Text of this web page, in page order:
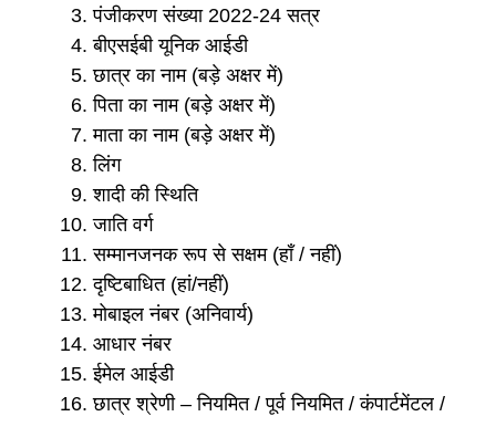
पंजीकरण संख्या 2022-24 सत्र
बीएसईबी यूनिक आईडी
छात्र का नाम (बड़े अक्षर में)
पिता का नाम (बड़े अक्षर में)
माता का नाम (बड़े अक्षर में)
लिंग
शादी की स्थिति
जाति वर्ग
सम्मानजनक रूप से सक्षम (हाँ / नहीं)
दृष्टिबाधित (हां/नहीं)
मोबाइल नंबर (अनिवार्य)
आधार नंबर
ईमेल आईडी
छात्र श्रेणी – नियमित / पूर्व नियमित / कंपार्टमेंटल /